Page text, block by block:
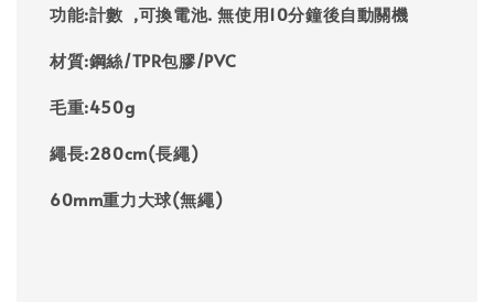
功能:計數 ,可換電池. 無使用10分鐘後自動關機
材質:鋼絲/TPR包膠/PVC
毛重:450g
繩長:280cm(長繩)
60mm重力大球(無繩)